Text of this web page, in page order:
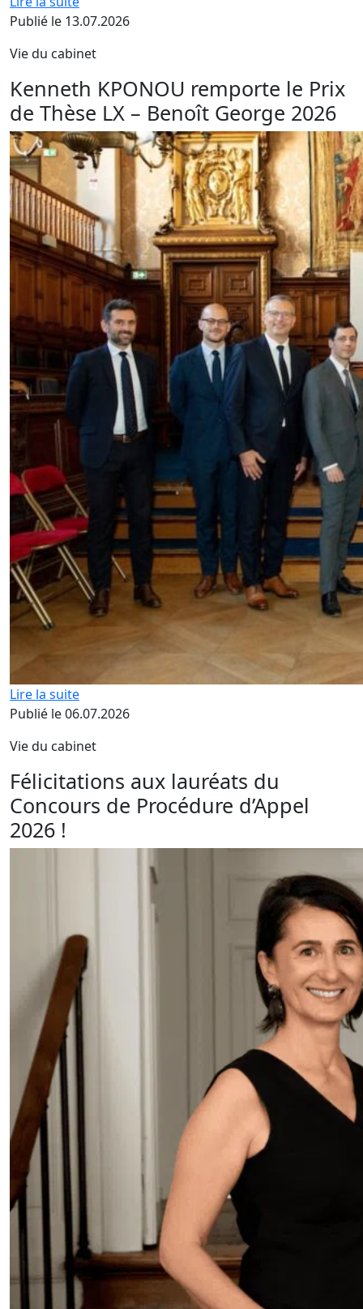
Publié le 13.07.2026
Vie du cabinet
Kenneth KPONOU remporte le Prix
de Thèse LX – Benoît George 2026
Lire la suite
Publié le 06.07.2026
Vie du cabinet
Félicitations aux lauréats du
Concours de Procédure d’Appel
2026 !